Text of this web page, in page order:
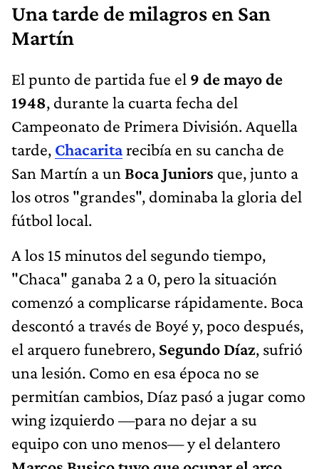
Una tarde de milagros en San
Martín
El punto de partida fue el 9 de mayo de
1948, durante la cuarta fecha del
Campeonato de Primera División. Aquella
tarde, Chacaritarecibía en su cancha de
San Martín a un Boca Juniors que, junto a
los otros "grandes", dominaba la gloria del
fútbol local.
A los 15 minutos del segundo tiempo,
"Chaca" ganaba 2 a 0, pero la situación
comenzó a complicarse rápidamente. Boca
descontó a través de Boyé y, poco después,
el arquero funebrero, Segundo Díaz, sufrió
una lesión. Como en esa época no se
permitían cambios, Díaz pasó a jugar como
wing izquierdo —para no dejar a su
equipo con uno menos— y el delantero